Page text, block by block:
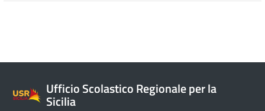
Ufficio Scolastico Regionale per la
Sicilia